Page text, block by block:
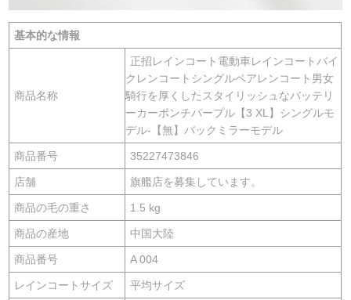
基本的な情報
商品名称
正招レインコート電動車レインコートバイ
クレンコートシングルペアレンコート男女
騎行を厚くしたスタイリッシュなバッテリ
ーカーポンチパープル【3 XL】シングルモ
デル-【無】バックミラーモデル
商品番号 35227473846
店舗 旗艦店を募集しています。
商品の毛の重さ 1.5 kg
商品の産地 中国大陸
商品番号 A 004
レインコートサイズ 平均サイズ